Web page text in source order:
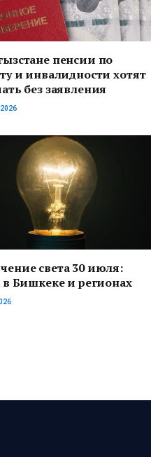
пенсии по
и инвалидности хотят
без заявления
света 30 июля:
в Бишкеке и регионах